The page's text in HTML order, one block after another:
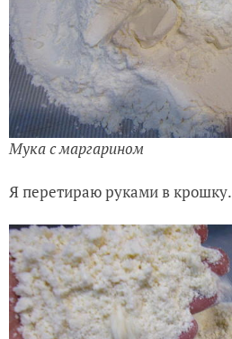
Мука с маргарином
Я перетираю руками в крошку.